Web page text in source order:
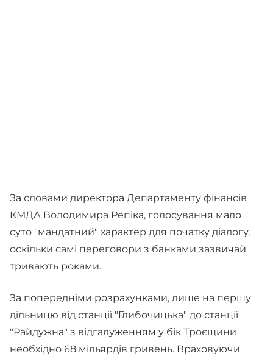
За словами директора Департаменту фінансів
КМДА Володимира Репіка, голосування мало
суто "мандатний" характер для початку діалогу,
оскільки самі переговори з банками зазвичай
тривають роками.
За попередніми розрахунками, лише на першу
дільницю від станції "Глибочицька" до станції
"Райдужна" з відгалуженням у бік Троєщини
необхідно 68 мільярдів гривень. Враховуючи